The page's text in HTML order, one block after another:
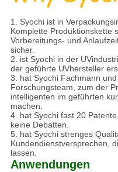
1. Syochi ist in
Komplette Produktionskette
Vorbereitungs- und
sicher.
2. ist Syochi in der
der geführte UVhersteller
3. hat Syochi Fachmann
Forschungsteam, zum der
intelligenten im geführten
machen.
4. hat Syochi fast 20
keine Debatten.
5. hat Syochi strenges
Kundendienstversprechen,
lassen.
Anwendungen